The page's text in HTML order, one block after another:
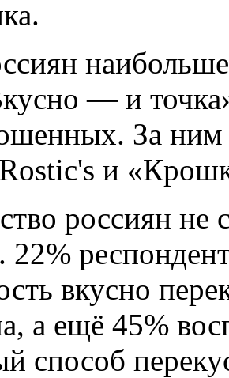
— и
За ним
и
россиян не
22%
вкусно
а ещё 45%
способ